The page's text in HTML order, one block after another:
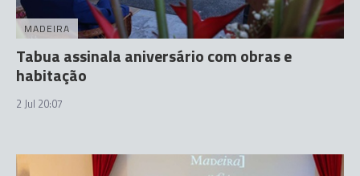
MADEIRA
Tabua assinala aniversário com obras e
habitação
2 Jul 20:07